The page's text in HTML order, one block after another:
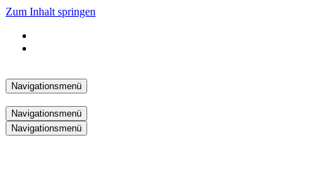
Zum Inhalt springen
Navigationsmenü
Navigationsmenü
Navigationsmenü